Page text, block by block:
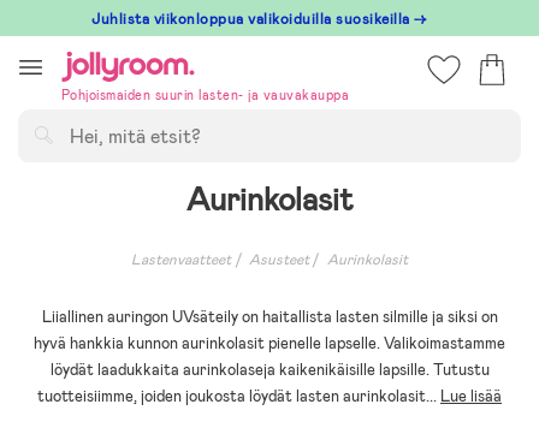
till
innehållet
Juhlista viikonloppua valikoiduilla suosikeilla →
Pohjoismaiden suurin lasten- ja vauvakauppa
Aurinkolasit
Lastenvaatteet Asusteet Aurinkolasit
Liiallinen auringon UVsäteily on haitallista lasten silmille ja siksi on
hyvä hankkia kunnon aurinkolasit pienelle lapselle. Valikoimastamme
löydät laadukkaita aurinkolaseja kaikenikäisille lapsille. Tutustu
tuotteisiimme, joiden joukosta löydät lasten aurinkolasit... Lue lisää